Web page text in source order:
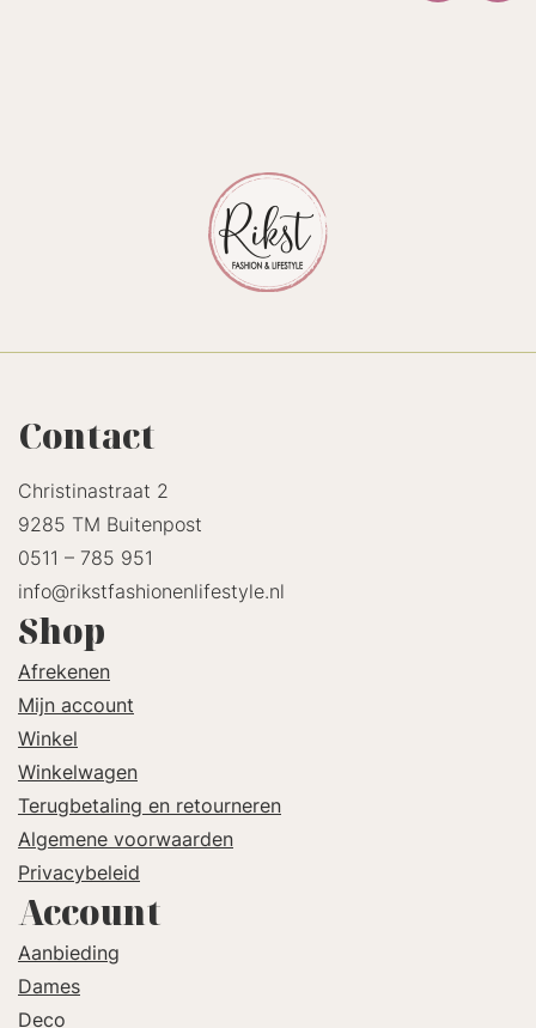
Contact
Christinastraat 2
9285 TM Buitenpost
0511 – 785 951
info@rikstfashionenlifestyle.nl
Shop
Afrekenen
Mijn account
Winkel
Winkelwagen
Terugbetaling en retourneren
Algemene voorwaarden
Privacybeleid
Account
Aanbieding
Dames
Deco